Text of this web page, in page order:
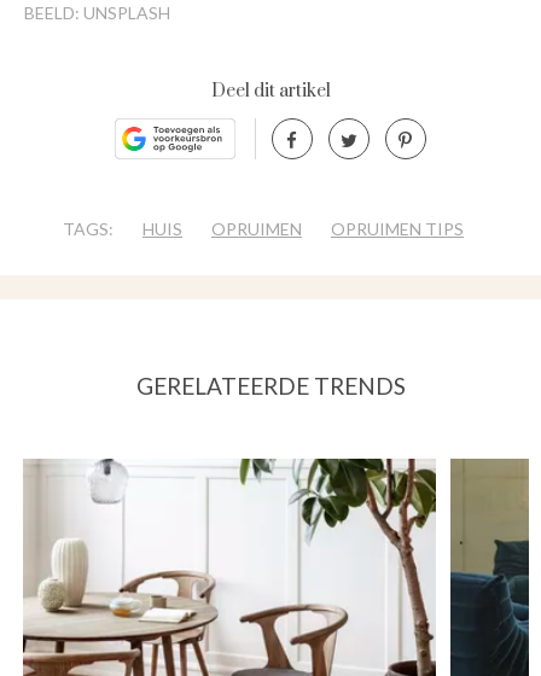
BEELD: UNSPLASH
Deel dit artikel
TAGS: HUIS OPRUIMEN OPRUIMEN TIPS
GERELATEERDE TRENDS